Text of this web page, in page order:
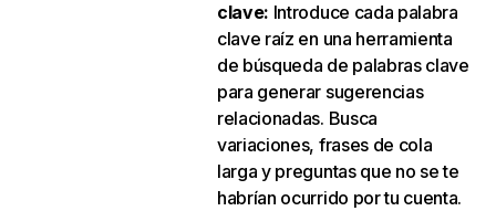
clave: Introduce cada palabra
clave raíz en una herramienta
de búsqueda de palabras clave
para generar sugerencias
relacionadas. Busca
variaciones, frases de cola
larga y preguntas que no se te
habrían ocurrido por tu cuenta.